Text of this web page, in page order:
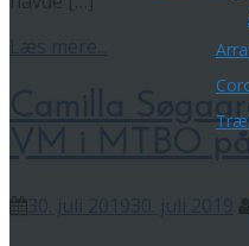
Camilla
VM i MTBO